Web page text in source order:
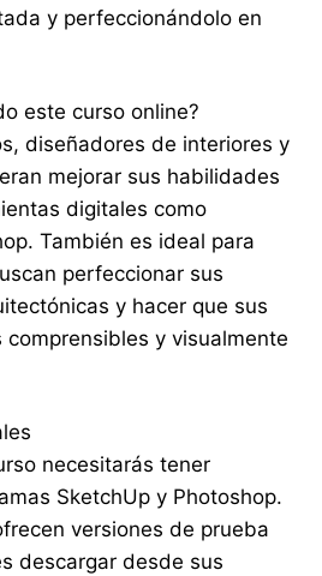
y perfeccionándolo en
este curso online?
diseñadores de interiores y
mejorar sus habilidades
digitales como
También es ideal para
perfeccionar sus
y hacer que sus
comprensibles y visualmente
necesitarás tener
SketchUp y Photoshop.
versiones de prueba
descargar desde sus